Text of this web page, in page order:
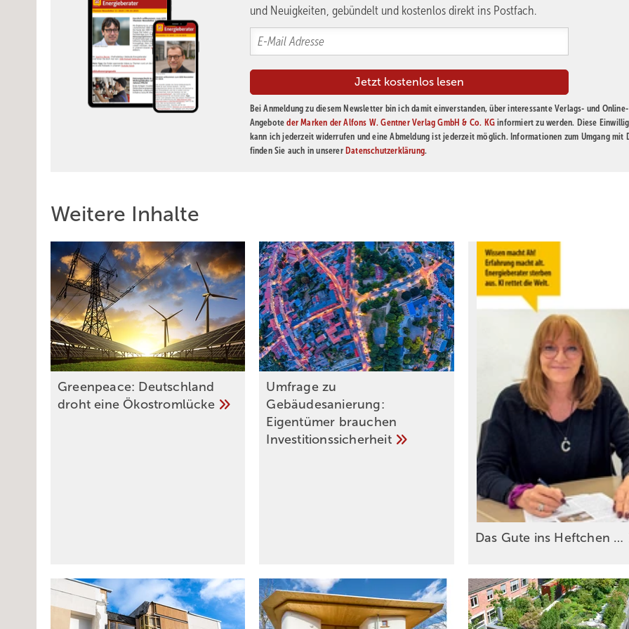
und Neuigkeiten, gebündelt und kostenlos direkt ins Postfach.
Bei Anmeldung zu diesem Newsletter bin ich damit einverstanden, über interessante Verlags- und Online-
Angeboteder Marken der Alfons W. Gentner Verlag GmbH & Co. KG informiert zu werden. Diese
kann ich jederzeit widerrufen und eine Abmeldung ist jederzeit möglich. Informationen zum Umgang mit
finden Sie auch in unserer Datenschutzerklärung.
Weitere Inhalte
Greenpeace: Deutschland
droht eine Ökostromlücke
Umfrage zu
Gebäudesanierung:
Eigentümer brauchen
Investitionssicherheit
Das Gute ins Heftchen …